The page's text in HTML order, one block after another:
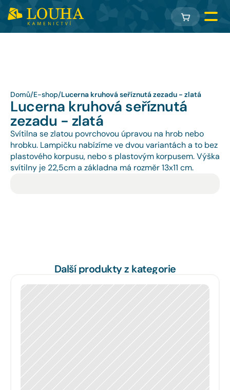
Domů/E-shop/Lucerna kruhová seříznutá zezadu - zlatá
Lucerna kruhová seříznutá
zezadu - zlatá
Svítilna se zlatou povrchovou úpravou na hrob nebo
hrobku. Lampičku nabízíme ve dvou variantách a to bez
plastového korpusu, nebo s plastovým korpusem. Výška
svítilny je 22,5cm a základna má rozměr 13x11 cm.
Další produkty z kategorie